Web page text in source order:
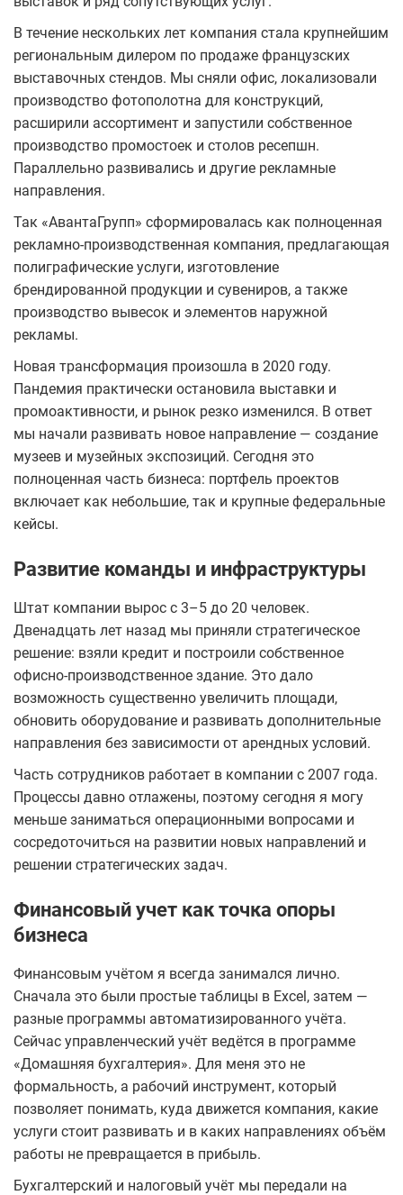
В течение нескольких лет компания стала крупнейшим
региональным дилером по продаже французских
выставочных стендов. Мы сняли офис, локализовали
производство фотополотна для конструкций,
расширили ассортимент и запустили собственное
производство промостоек и столов ресепшн.
Параллельно развивались и другие рекламные
направления.
Так «АвантаГрупп» сформировалась как полноценная
рекламно-производственная компания, предлагающая
полиграфические услуги, изготовление
брендированной продукции и сувениров, а также
производство вывесок и элементов наружной
рекламы.
Новая трансформация произошла в 2020 году.
Пандемия практически остановила выставки и
промоактивности, и рынок резко изменился. В ответ
мы начали развивать новое направление — создание
музеев и музейных экспозиций. Сегодня это
полноценная часть бизнеса: портфель проектов
включает как небольшие, так и крупные федеральные
кейсы.
Развитие команды и инфраструктуры
Штат компании вырос с 3–5 до 20 человек.
Двенадцать лет назад мы приняли стратегическое
решение: взяли кредит и построили собственное
офисно-производственное здание. Это дало
возможность существенно увеличить площади,
обновить оборудование и развивать дополнительные
направления без зависимости от арендных условий.
Часть сотрудников работает в компании с 2007 года.
Процессы давно отлажены, поэтому сегодня я могу
меньше заниматься операционными вопросами и
сосредоточиться на развитии новых направлений и
решении стратегических задач.
Финансовый учет как точка опоры
бизнеса
Финансовым учётом я всегда занимался лично.
Сначала это были простые таблицы в Excel, затем —
разные программы автоматизированного учёта.
Сейчас управленческий учёт ведётся в программе
«Домашняя бухгалтерия». Для меня это не
формальность, а рабочий инструмент, который
позволяет понимать, куда движется компания, какие
услуги стоит развивать и в каких направлениях объём
работы не превращается в прибыль.
Бухгалтерский и налоговый учёт мы передали на